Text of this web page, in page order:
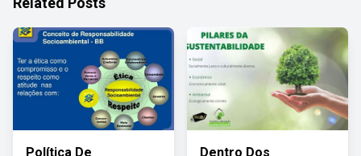
Política De
Dentro Dos